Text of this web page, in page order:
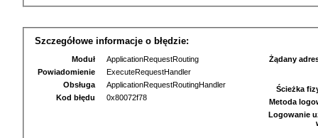
Szczegółowe informacje o błędzie:
Moduł
ApplicationRequestRouting
Powiadomienie
ExecuteRequestHandler
Obsługa
ApplicationRequestRoutingHandler
Kod błędu
0x80072f78
Żądany
Ścieżka
Metoda
Logowanie